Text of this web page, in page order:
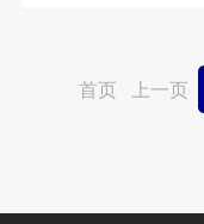
首页 上一页